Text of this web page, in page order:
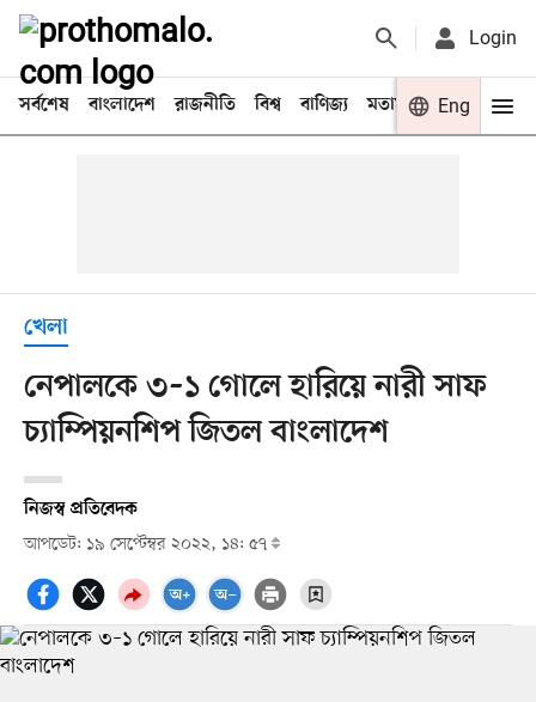
Login
সর্বশেষ বাংলাদেশ রাজনীতি বিশ্ব বাণিজ্য মতামত খেলা
Eng
খেলা
নেপালকে ৩–১ গোলে হারিয়ে নারী সাফ
চ্যাম্পিয়নশিপ জিতল বাংলাদেশ
নিজস্ব প্রতিবেদক
আপডেট: ১৯ সেপ্টেম্বর ২০২২, ১৪: ৫৭